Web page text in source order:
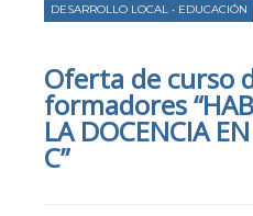
DESARROLLO LOCAL • EDUCACIÓN
Oferta de curso
formadores
LA DOCENCIA
C”